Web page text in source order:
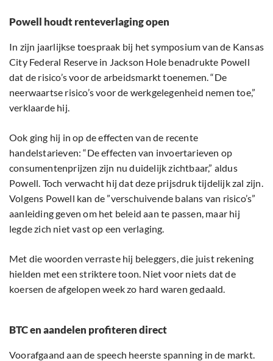
Powell houdt renteverlaging open
In zijn jaarlijkse toespraak bij het symposium van de Kansas
City Federal Reserve in Jackson Hole benadrukte Powell
dat de risico’s voor de arbeidsmarkt toenemen. “De
neerwaartse risico’s voor de werkgelegenheid nemen toe,”
verklaarde hij.
Ook ging hij in op de effecten van de recente
handelstarieven: “De effecten van invoertarieven op
consumentenprijzen zijn nu duidelijk zichtbaar,” aldus
Powell. Toch verwacht hij dat deze prijsdruk tijdelijk zal zijn.
Volgens Powell kan de ”verschuivende balans van risico’s”
aanleiding geven om het beleid aan te passen, maar hij
legde zich niet vast op een verlaging.
Met die woorden verraste hij beleggers, die juist rekening
hielden met een striktere toon. Niet voor niets dat de
koersen de afgelopen week zo hard waren gedaald.
BTC en aandelen profiteren direct
Voorafgaand aan de speech heerste spanning in de markt.